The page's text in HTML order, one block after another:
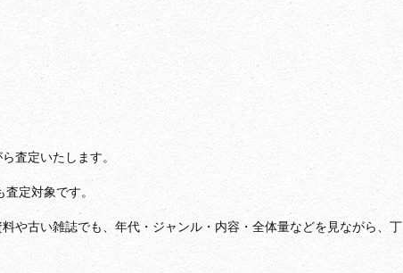
査定いたします。
定対象です。
や古い雑誌でも、年代・ジャンル・内容・全体量などを見ながら、丁